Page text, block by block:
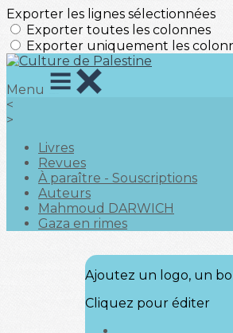
Exporter les lignes sélectionnées
Exporter toutes les colonnes
Exporter uniquement les
Menu
<
>
Livres
Revues
À paraître - Souscriptions
Auteurs
Mahmoud DARWICH
Gaza en rimes
Ajoutez un logo, un
Cliquez pour éditer